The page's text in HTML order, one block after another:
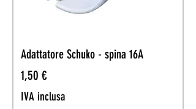
Adattatore Schuko - spina 16A
Prezzo
1,50 €
IVA inclusa